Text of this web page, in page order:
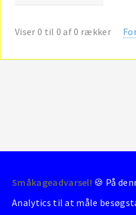
Viser 0 til 0 af 0 rækker
© 2004-2026 - BrondbyStats
Småkageadvarsel! 🍪 På
Analytics til at måle